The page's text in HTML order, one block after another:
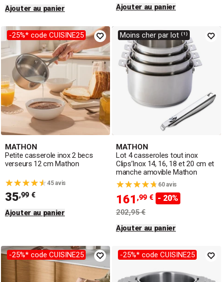
Ajouter au panier
Ajouter au panier
-25%* code CUISINE25
MATHON
Petite casserole inox 2 becs
verseurs 12 cm Mathon
45 avis
35,99 €
Ajouter au panier
Moins cher par lot ⁽¹⁾
MATHON
Lot 4 casseroles tout inox
Clips’Inox 14, 16, 18 et 20 cm et
manche amovible Mathon
60 avis
161 ,99 € - 20%
202,95 €
Ajouter au panier
-25%* code CUISINE25 -25%* code CUISINE25